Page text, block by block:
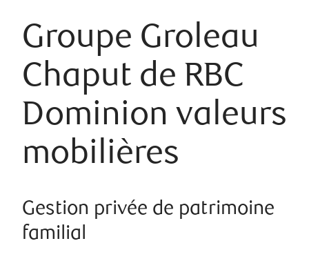
Groupe Groleau
Chaput de RBC
Dominion valeurs
mobilières
Gestion privée de patrimoine
familial